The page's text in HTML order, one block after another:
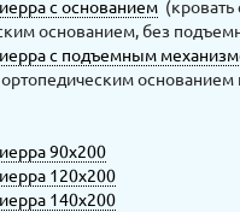
с основанием (кровать
основанием, без
с подъемным
90х200
120х200
140х200